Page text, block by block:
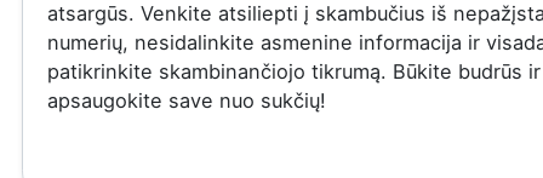
atsargūs. Venkite atsiliepti į skambučius iš
numerių, nesidalinkite asmenine informacija ir
patikrinkite skambinančiojo tikrumą. Būkite budrūs ir
apsaugokite save nuo sukčių!